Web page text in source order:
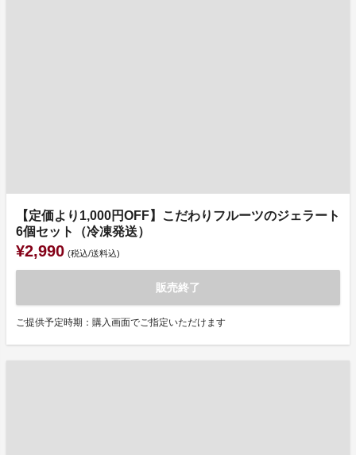
【定価より1,000円OFF】こだわりフルーツのジェラート
6個セット（冷凍発送）
¥2,990 (税込/送料込)
販売終了
ご提供予定時期：購入画面でご指定いただけます